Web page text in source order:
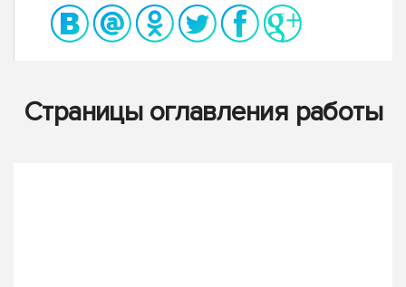
Страницы оглавления работы